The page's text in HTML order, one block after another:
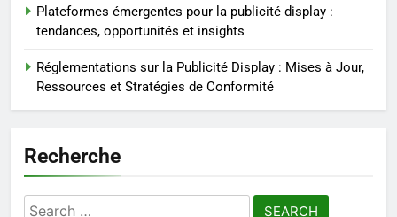
Plateformes émergentes pour la publicité display :
tendances, opportunités et insights
Réglementations sur la Publicité Display : Mises à Jour,
Ressources et Stratégies de Conformité
Recherche
Search